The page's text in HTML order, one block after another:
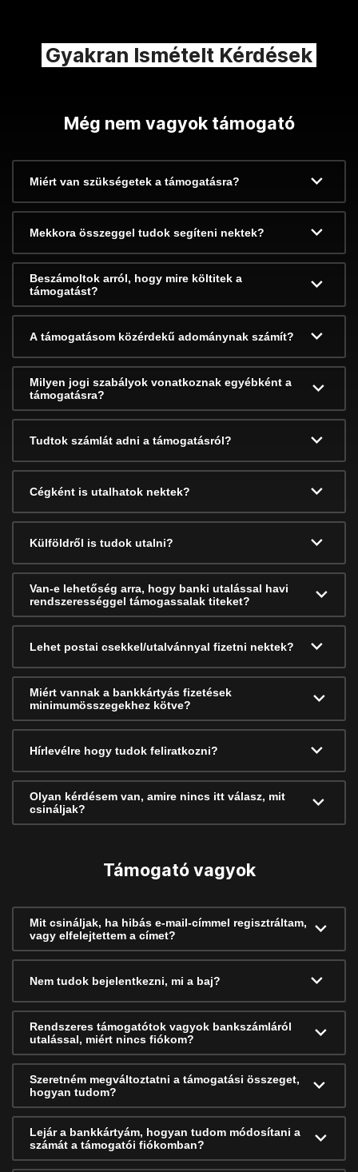
Gyakran Ismételt Kérdések
Még nem vagyok támogató
Miért van szükségetek a támogatásra?
Mekkora összeggel tudok segíteni nektek?
Beszámoltok arról, hogy mire költitek a
támogatást?
A támogatásom közérdekű adománynak számít?
Milyen jogi szabályok vonatkoznak egyébként a
támogatásra?
Tudtok számlát adni a támogatásról?
Cégként is utalhatok nektek?
Külföldről is tudok utalni?
Van-e lehetőség arra, hogy banki utalással havi
rendszerességgel támogassalak titeket?
Lehet postai csekkel/utalvánnyal fizetni nektek?
Miért vannak a bankkártyás fizetések
minimumösszegekhez kötve?
Hírlevélre hogy tudok feliratkozni?
Olyan kérdésem van, amire nincs itt válasz, mit
csináljak?
Támogató vagyok
Mit csináljak, ha hibás e-mail-címmel regisztráltam,
vagy elfelejtettem a címet?
Nem tudok bejelentkezni, mi a baj?
Rendszeres támogatótok vagyok bankszámláról
utalással, miért nincs fiókom?
Szeretném megváltoztatni a támogatási összeget,
hogyan tudom?
Lejár a bankkártyám, hogyan tudom módosítani a
számát a támogatói fiókomban?